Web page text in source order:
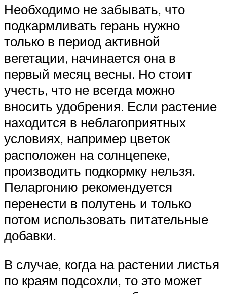
Необходимо не забывать, что
подкармливать герань нужно
только в период активной
вегетации, начинается она в
первый месяц весны. Но стоит
учесть, что не всегда можно
вносить удобрения. Если растение
находится в неблагоприятных
условиях, например цветок
расположен на солнцепеке,
производить подкормку нельзя.
Пеларгонию рекомендуется
перенести в полутень и только
потом использовать питательные
добавки.
В случае, когда на растении листья
по краям подсохли, то это может